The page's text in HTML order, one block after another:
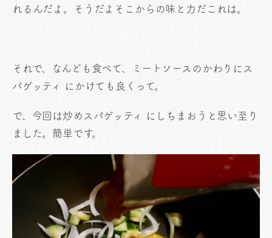
れるんだよ。そうだよそこからの味と力だこれは。
それで、なんども食べて、ミートソースのかわりにス
パゲッティ にかけても良くって。
で、今回は炒めスパゲッティ にしちまおうと思い至り
ました。簡単です。